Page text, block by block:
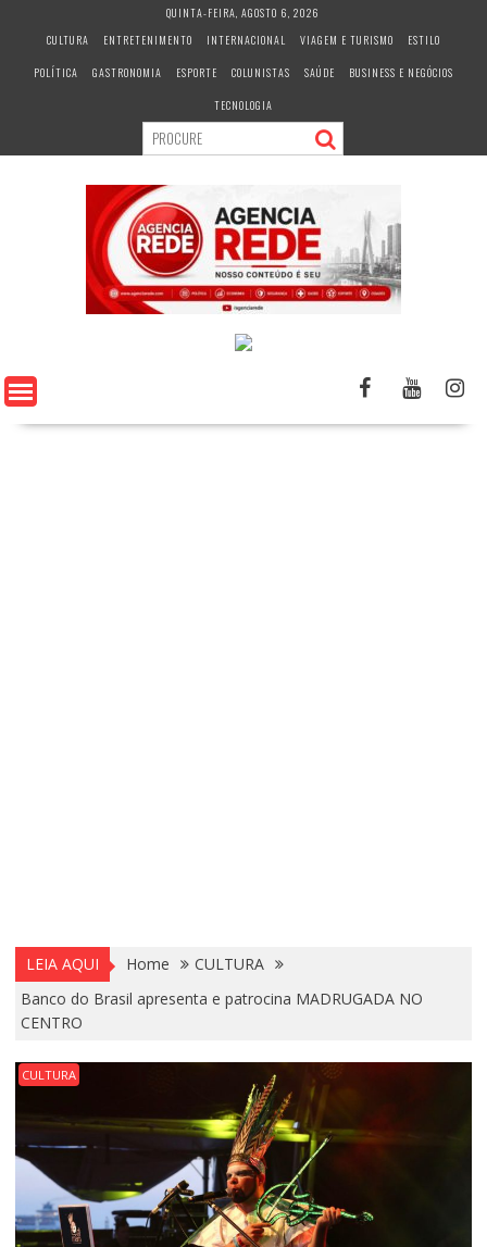
c
QUINTA-FEIRA, AGOSTO 6, 2026
CULTURA
ENTRETENIMENTO INTERNACIONAL VIAGEM E TURISMO
ESTILO
POLÍTICA
GASTRONOMIA ESPORTE COLUNISTAS SAÚDE
BUSINESS E NEGÓCIOS
TECNOLOGIA
LEIA AQUI Home
CULTURA
Banco do Brasil apresenta e patrocina MADRUGADA NO
CENTRO
CULTURA